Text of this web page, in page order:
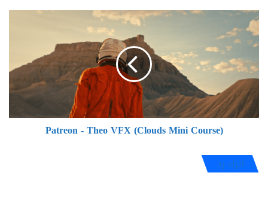
Patreon
Theo
(Clouds
Mini
Course)
Patreon - Theo VFX (Clouds Mini Course)
اترك رد